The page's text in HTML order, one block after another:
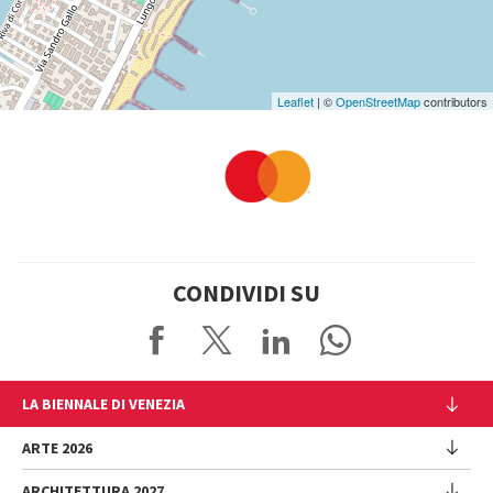
Leaflet | ©OpenStreetMapcontributors
CONDIVIDI SU
LA BIENNALE DI VENEZIA
L'Istituzione
Cariche istituzionali
ARTE 2026